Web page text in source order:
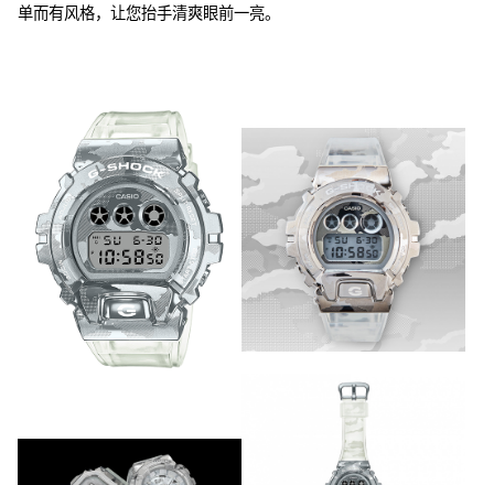
单而有风格，让您抬手清爽眼前一亮。